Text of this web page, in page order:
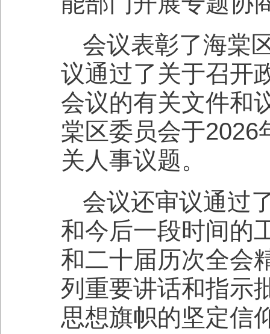
会议表彰了海棠
议通过了关于召开
会议的有关文件和
棠区委员会于2026
关人事议题。
会议还审议通过
和今后一段时间的
和二十届历次全会
列重要讲话和指示
思想旗帜的坚定信